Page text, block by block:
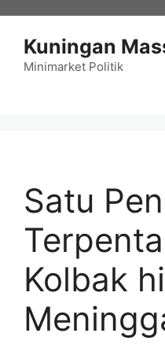
Kuningan
Minimarket Politik
Satu
Kolbak